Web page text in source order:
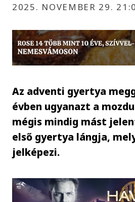
2025. NOVEMBER 29.
Az adventi gyertya
évben ugyanazt a
mégis mindig mást
első gyertya lángja,
jelképezi.